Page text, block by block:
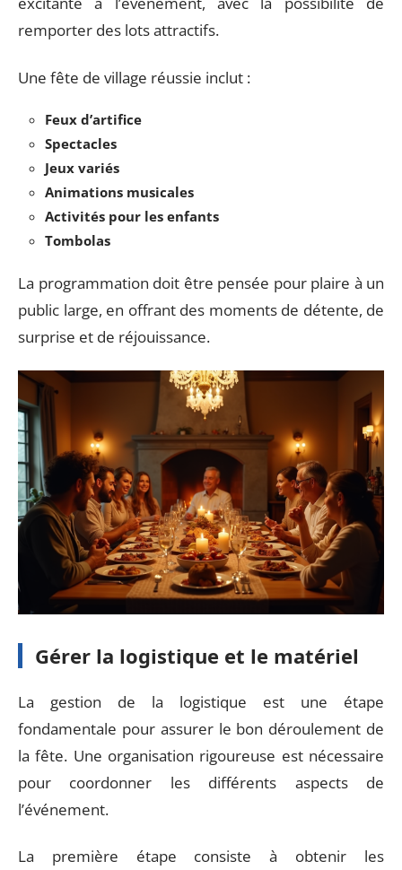
remporter des lots attractifs.
Une fête de village réussie inclut :
Feux d’artifice
Spectacles
Jeux variés
Animations musicales
Activités pour les enfants
Tombolas
La programmation doit être pensée pour plaire à un
public large, en offrant des moments de détente, de
surprise et de réjouissance.
Gérer la logistique et le matériel
La gestion de la logistique est une étape
fondamentale pour assurer le bon déroulement de
la fête. Une organisation rigoureuse est nécessaire
pour coordonner les différents aspects de
l’événement.
La première étape consiste à obtenir les